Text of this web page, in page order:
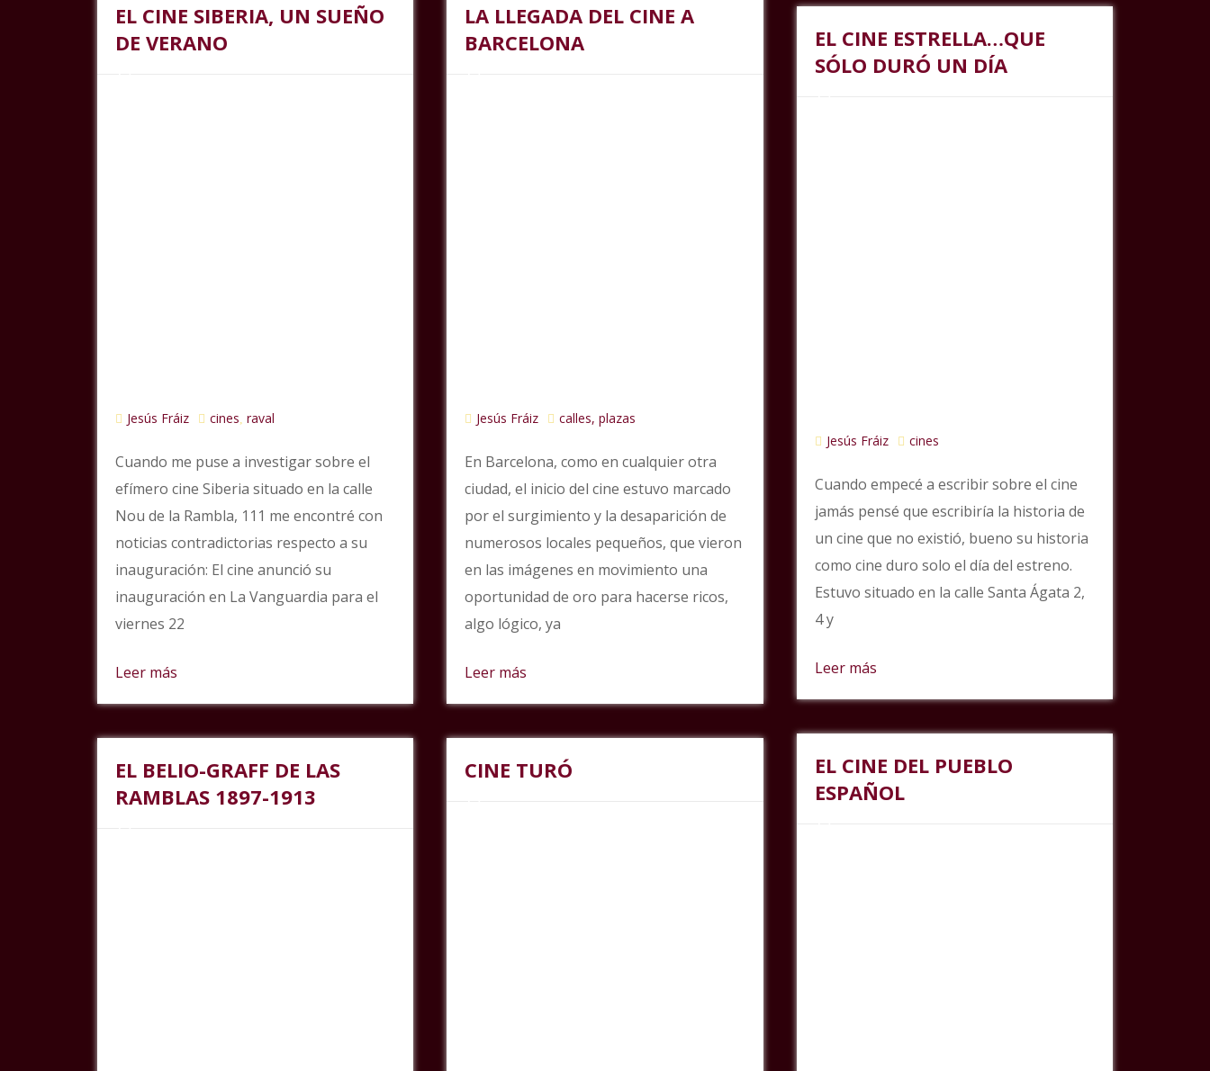
EL CINE SIBERIA, UN SUEÑO
DE VERANO
Jesús Fráiz cines, raval
Cuando me puse a investigar sobre el
efímero cine Siberia situado en la calle
Nou de la Rambla, 111 me encontré con
noticias contradictorias respecto a su
inauguración: El cine anunció su
inauguración en La Vanguardia para el
viernes 22
Leer más
LA LLEGADA DEL CINE A
BARCELONA
Jesús Fráiz calles, plazas
En Barcelona, como en cualquier otra
ciudad, el inicio del cine estuvo marcado
por el surgimiento y la desaparición de
numerosos locales pequeños, que vieron
en las imágenes en movimiento una
oportunidad de oro para hacerse ricos,
algo lógico, ya
Leer más
EL CINE ESTRELLA…QUE
SÓLO DURÓ UN DÍA
Jesús Fráiz cines
Cuando empecé a escribir sobre el cine
jamás pensé que escribiría la historia de
un cine que no existió, bueno su historia
como cine duro solo el día del estreno.
Estuvo situado en la calle Santa Ágata 2,
4 y
Leer más
EL CINE DEL PUEBLO
ESPAÑOL
EL BELIO-GRAFF DE LAS
RAMBLAS 1897-1913
CINE TURÓ